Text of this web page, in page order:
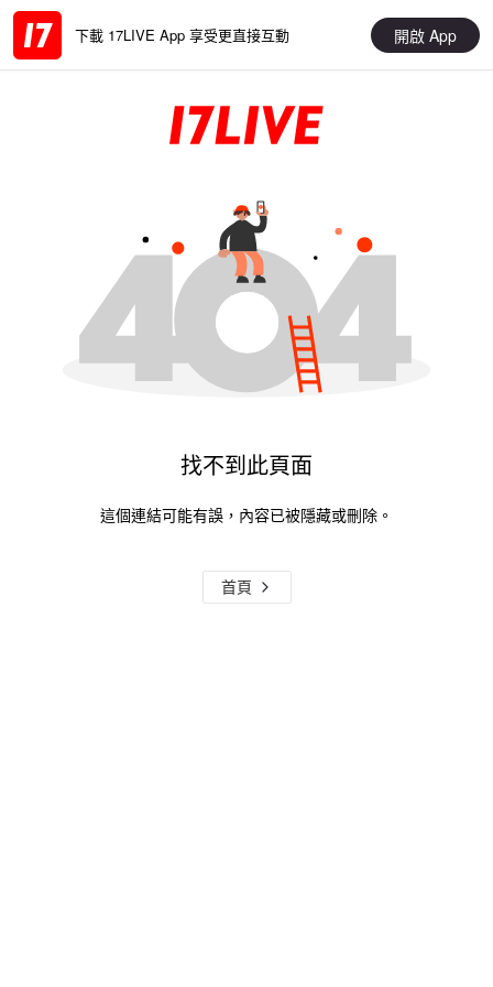
下載 17LIVE App 享受更直接互動 開啟 App
找不到此頁面
這個連結可能有誤，內容已被隱藏或刪除。
首頁